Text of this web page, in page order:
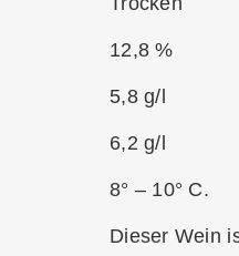
12,8 %
5,8 g/l
6,2 g/l
8° – 10° C.
Dieser Wein